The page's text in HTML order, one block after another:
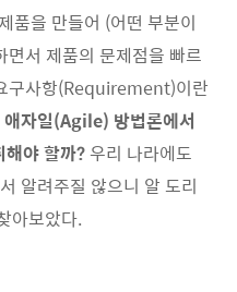
품을 만들어 (어떤 부분이
서 제품의 문제점을 빠르
구사항(Requirement)이란
애자일(Agile) 방법론에서
야 할까?우리 나라에도
알려주질 않으니 알 도리
아보았다.